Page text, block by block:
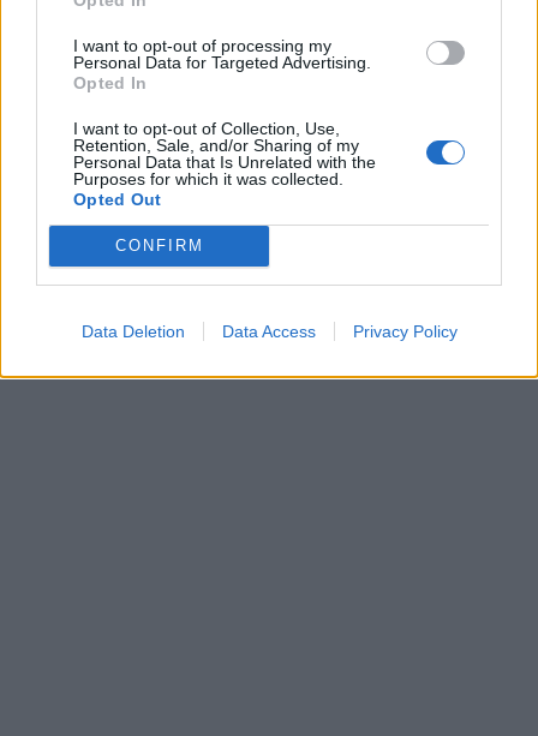
I want to opt-out of processing my
Personal Data for Targeted Advertising.
Opted In
I want to opt-out of Collection, Use,
Retention, Sale, and/or Sharing of my
Personal Data that Is Unrelated with the
Purposes for which it was collected.
Opted Out
CONFIRM
Data Deletion Data Access Privacy Policy